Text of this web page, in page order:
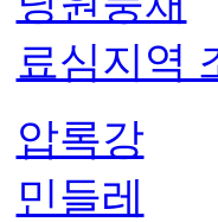
료심지역
압록강
민들레